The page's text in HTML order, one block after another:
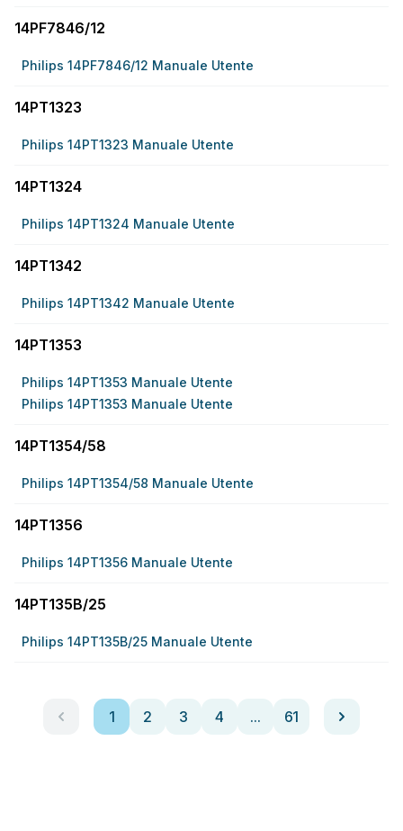
14PF7846/12
Philips 14PF7846/12 Manuale Utente
14PT1323
Philips 14PT1323 Manuale Utente
14PT1324
Philips 14PT1324 Manuale Utente
14PT1342
Philips 14PT1342 Manuale Utente
14PT1353
Philips 14PT1353 Manuale Utente
Philips 14PT1353 Manuale Utente
14PT1354/58
Philips 14PT1354/58 Manuale Utente
14PT1356
Philips 14PT1356 Manuale Utente
14PT135B/25
Philips 14PT135B/25 Manuale Utente
1 2 3 4 ... 61